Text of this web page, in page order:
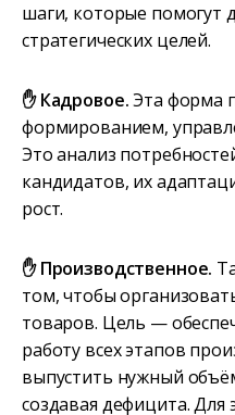
шаги, которые помогут
стратегических целей.
✋ Кадровое.Эта форма
формированием,
Это анализ
кандидатов, их
рост.
✋ Производственное.
том, чтобы
товаров. Цель —
работу всех этапов
выпустить нужный
создавая дефицита. Для